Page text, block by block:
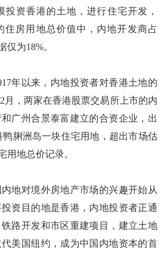
投资香港的土地，进行住宅开发，
住房用地总价值中，内地开发商占
仅为18%。
以来，内地投资者对香港土地的
月，两家在香港股票交易所上市的内
广州合景泰富建立的合资企业，出
鸭脷洲岛一块住宅用地，超出市场估
用地总价记录。
对境外房地产市场的兴趣开始从
资目的地是香港，内地投资者正通
路开发和市区重建项目，建立土地
美国纽约，成为中国内地资本的首